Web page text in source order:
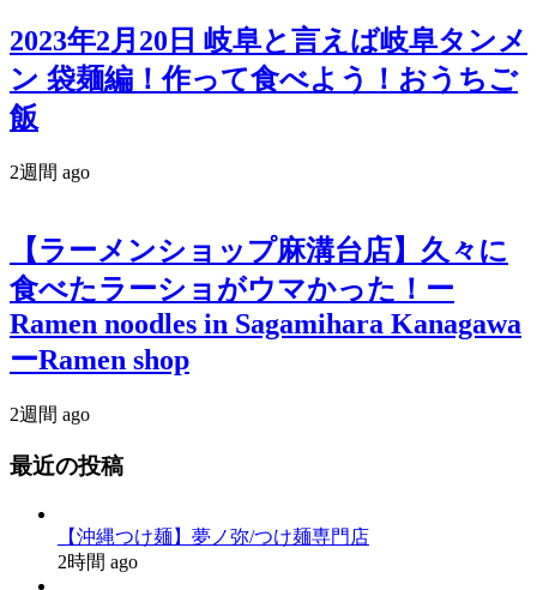
2023年2月20日 岐阜と言えば岐阜タンメ
ン 袋麺編！作って食べよう！おうちご
飯
2週間 ago
【ラーメンショップ麻溝台店】久々に
食べたラーショがウマかった！ー
Ramen noodles in Sagamihara Kanagawa
ーRamen shop
2週間 ago
最近の投稿
【沖縄つけ麺】夢ノ弥/つけ麺専門店
2時間 ago